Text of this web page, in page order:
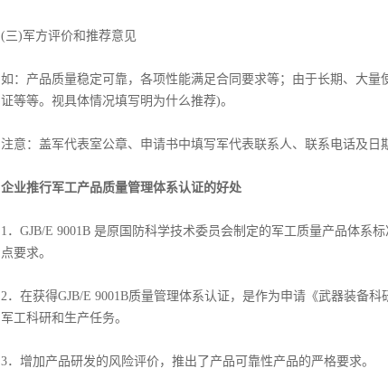
(三)军方评价和推荐意见
如：产品质量稳定可靠，各项性能满足合同要求等；由于长期、大
证等等。视具体情况填写明为什么推荐)。
注意：盖军代表室公章、申请书中填写军代表联系人、联系电话及日
企业推行军工产品质量管理体系认证的好处
1．GJB/E 9001B 是原国防科学技术委员会制定的军工质量产品体系
点要求。
2．在获得GJB/E 9001B质量管理体系认证，是作为申请《武器装备
军工科研和生产任务。
3．增加产品研发的风险评价，推出了产品可靠性产品的严格要求